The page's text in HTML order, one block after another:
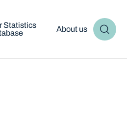
Statistics
About us